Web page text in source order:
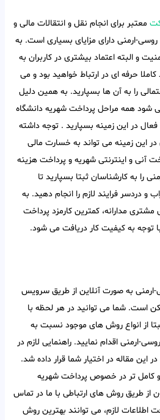
معتبر برای انجام نقل و انتقالات مالی و
ارمنی دارای مزایای بسیاری است. به
و البته اعتماد بیشتری در کاربران به
حرفه ای در ارتباط خواهید بود و می
را به آن ها بسپارید. به همین دلیل
شود همه مراحل پرداخت شهریه دانشگاه
در این زمینه بسپارید . توجه داشته
این زمینه می تواند به خسارت مالی
آنی و اینترنتی شهریه و پرداخت هزینه
را به کارشناسان ثبتا بسپارید تا
و دردسر فرایند لازم را انجام دهید. به
مدارانه، کمترین کارمزد پرداخت
توجه به کیفیت کار دریافت می شود.
ارمنی به صورت آنلاین از طریق سرویس
است. شما می توانید در هر لحظه با
از انواع روش های موجود نسبت به
ارمنی اقدام نمایید. راهنمایی لازم در
مقاله در اختیار شما قرار داده شد.
کامل تر در خصوص پرداخت شهریه
از طریق روش های ارتباطی با ما در تماس
اطلاعات لازم، می توانند بهترین روش